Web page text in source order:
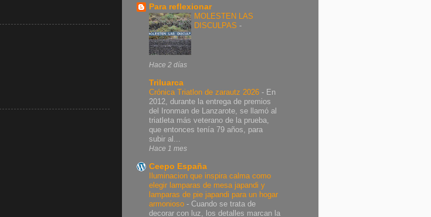
Para reflexionar
MOLESTEN LAS
DISCULPAS -
Hace 2 días
Triluarca
Crónica Triatlon de zarautz 2026 - En
2012, durante la entrega de premios
del Ironman de Lanzarote, se llamó al
triatleta más veterano de la prueba,
que entonces tenía 79 años, para
subir al...
Hace 1 mes
Ceepo España
Iluminacion que inspira calma como
elegir lamparas de mesa japandi y
lamparas de pie japandi para un hogar
armonioso - Cuando se trata de
decorar con luz, los detalles marcan la